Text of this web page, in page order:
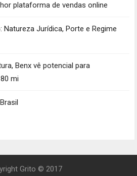
plataforma de vendas online
Natureza Jurídica, Porte e Regime
Benx vê potencial para
mi
Grito © 2017